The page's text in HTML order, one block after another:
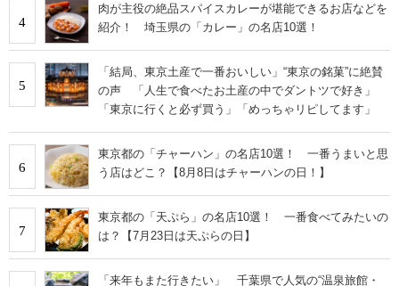
4
肉が主役の絶品スパイスカレーが堪能できるお店などを
紹介！ 埼玉県の「カレー」の名店10選！
5
「結局、東京土産で一番おいしい」“東京の銘菓”に絶賛
の声 「人生で食べたお土産の中でダントツで好き」
「東京に行くと必ず買う」「めっちゃリピしてます」
6
東京都の「チャーハン」の名店10選！ 一番うまいと思
う店はどこ？【8月8日はチャーハンの日！】
7
東京都の「天ぷら」の名店10選！ 一番食べてみたいの
は？【7月23日は天ぷらの日】
「来年もまた行きたい」 千葉県で人気の“温泉旅館・